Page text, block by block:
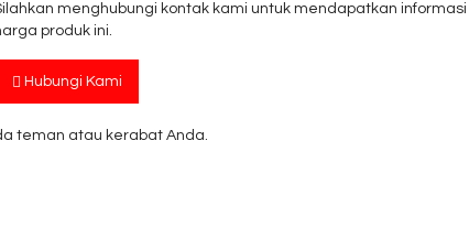
menghubungi kontak kami untuk mendapatkan informasi
produk ini.
Hubungi Kami
teman atau kerabat Anda.